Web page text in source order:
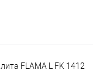
FLAMA L FK 1412